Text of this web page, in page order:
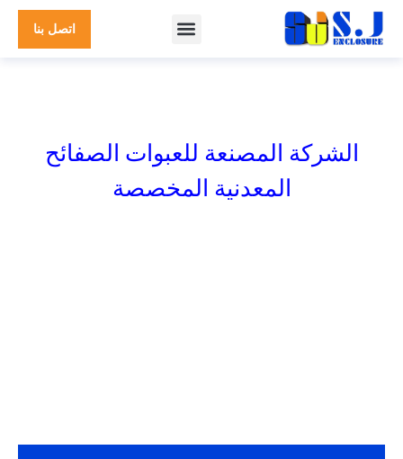
اتصل بنا
الشركة المصنعة للعبوات الصفائح
المعدنية المخصصة